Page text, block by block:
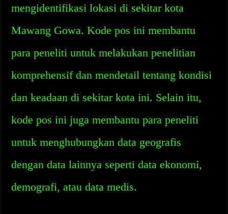
mengidentifikasi lokasi di sekitar kota
Mawang Gowa. Kode pos ini membantu
para peneliti untuk melakukan penelitian
komprehensif dan mendetail tentang kondisi
dan keadaan di sekitar kota ini. Selain itu,
kode pos ini juga membantu para peneliti
untuk menghubungkan data geografis
dengan data lainnya seperti data ekonomi,
demografi, atau data medis.